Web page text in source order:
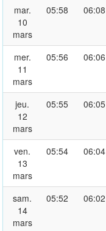
mar.
10
mars
05:58 06:08
mer.
11
mars
05:56 06:06
jeu.
12
mars
05:55 06:05
ven.
13
mars
05:54 06:04
sam.
14
mars
05:52 06:02